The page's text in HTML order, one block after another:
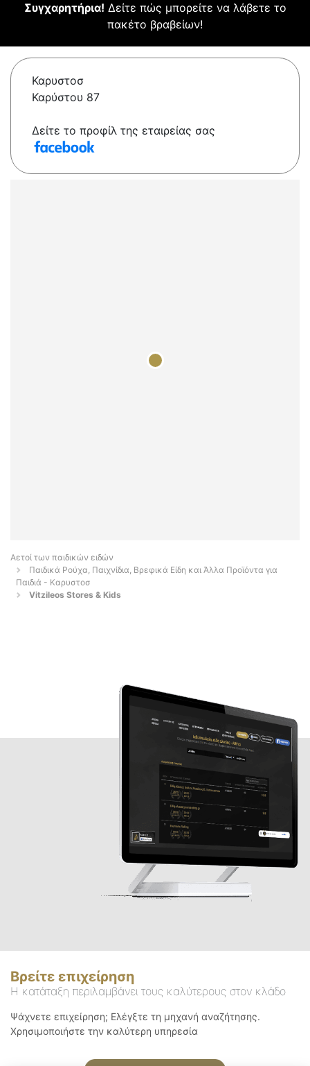
Συγχαρητήρια! Δείτε πώς μπορείτε να λάβετε το
πακέτο βραβείων!
Καρυστοσ
Καρύστου 87
Δείτε το προφίλ της εταιρείας σας
Αετοί των παιδικών ειδών
Παιδικά Ρούχα, Παιχνίδια, Βρεφικά Είδη και Άλλα Προϊόντα για
Παιδιά - Καρυστοσ
Vitzileos Stores & Kids
Βρείτε επιχείρηση
Η κατάταξη περιλαμβάνει τους καλύτερους στον κλάδο
Ψάχνετε επιχείρηση; Ελέγξτε τη μηχανή αναζήτησης.
Χρησιμοποιήστε την καλύτερη υπηρεσία